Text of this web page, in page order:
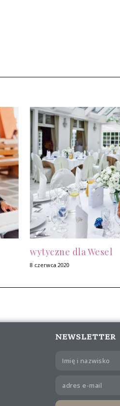
wytyczne dla Wesel
8 czerwca 2020
NEWSLETTER